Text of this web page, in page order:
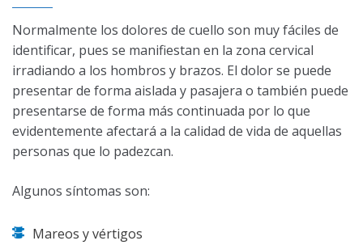
Normalmente los dolores de cuello son muy fáciles de
identificar, pues se manifiestan en la zona cervical
irradiando a los hombros y brazos. El dolor se puede
presentar de forma aislada y pasajera o también puede
presentarse de forma más continuada por lo que
evidentemente afectará a la calidad de vida de aquellas
personas que lo padezcan.
Algunos síntomas son:
Mareos y vértigos